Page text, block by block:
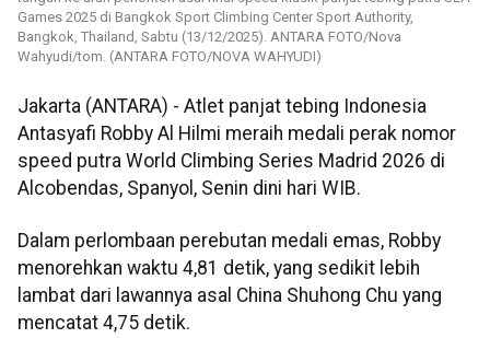
Games 2025 di Bangkok Sport Climbing Center Sport Authority,
Bangkok, Thailand, Sabtu (13/12/2025). ANTARA FOTO/Nova
Wahyudi/tom. (ANTARA FOTO/NOVA WAHYUDI)
Jakarta (ANTARA) - Atlet panjat tebing Indonesia
Antasyafi Robby Al Hilmi meraih medali perak nomor
speed putra World Climbing Series Madrid 2026 di
Alcobendas, Spanyol, Senin dini hari WIB.
Dalam perlombaan perebutan medali emas, Robby
menorehkan waktu 4,81 detik, yang sedikit lebih
lambat dari lawannya asal China Shuhong Chu yang
mencatat 4,75 detik.